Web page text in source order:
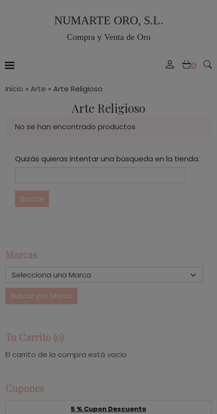
NUMARTE ORO, S.L.
Compra y Venta de Oro
0
Marcas
Tu Carrito (0)
El carrito de la compra está vacío
Cupones
5 % Cupon Descuento
Inicio » Arte » Arte Religioso
Arte Religioso
No se han encontrado productos
Quizás quieras intentar una búsqueda en la tienda: